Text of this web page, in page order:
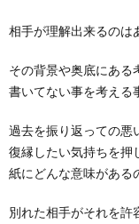
相手が理解出来るのは
その背景や奥底にある
書いてない事を考える
過去を振り返っての悪
復縁したい気持ちを押
紙にどんな意味がある
別れた相手がそれを許